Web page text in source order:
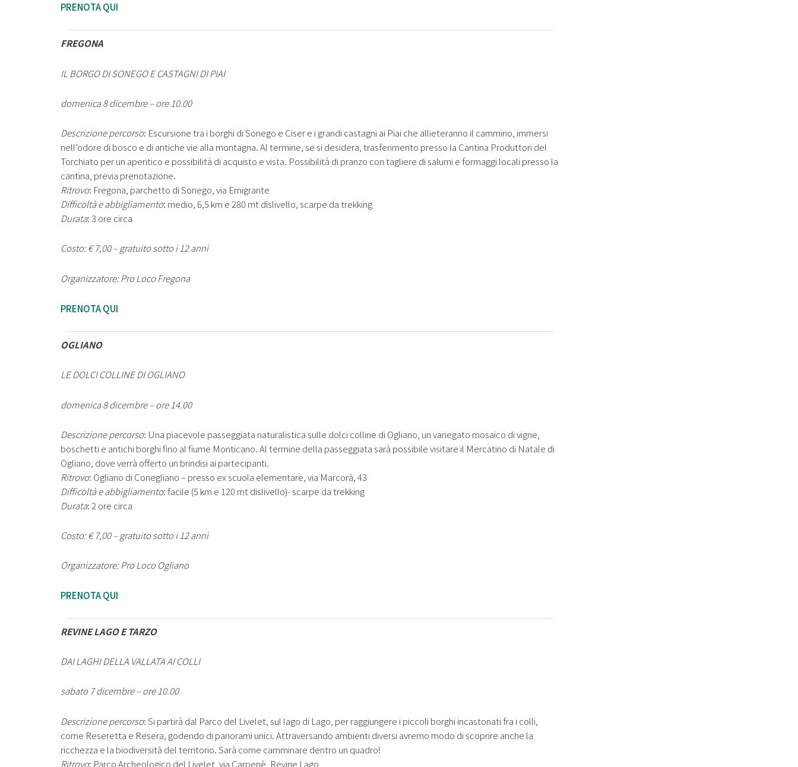
PRENOTA QUI
FREGONA
IL BORGO DI SONEGO E CASTAGNI DI PIAI
domenica 8 dicembre – ore 10.00
Descrizione percorso: Escursione tra i borghi di Sonego e Ciser e i grandi castagni ai Piai che allieteranno il cammino, immersi
nell’odore di bosco e di antiche vie alla montagna. Al termine, se si desidera, trasferimento presso la Cantina Produttori del
Torchiato per un aperitico e possibilità di acquisto e vista. Possibilità di pranzo con tagliere di salumi e formaggi locali presso la
cantina, previa prenotazione.
Ritrovo: Fregona, parchetto di Sonego, via Emigrante
Difficoltà e abbigliamento: medio, 6,5 km e 280 mt dislivello, scarpe da trekking
Durata: 3 ore circa
Costo: € 7,00 – gratuito sotto i 12 anni
Organizzatore: Pro Loco Fregona
PRENOTA QUI
OGLIANO
LE DOLCI COLLINE DI OGLIANO
domenica 8 dicembre – ore 14.00
Descrizione percorso: Una piacevole passeggiata naturalistica sulle dolci colline di Ogliano, un variegato mosaico di vigne,
boschetti e antichi borghi fino al fiume Monticano. Al termine della passeggiata sarà possibile visitare il Mercatino di Natale di
Ogliano, dove verrà offerto un brindisi ai partecipanti.
Ritrovo: Ogliano di Conegliano – presso ex scuola elementare, via Marcorà, 43
Difficoltà e abbigliamento: facile (5 km e 120 mt dislivello)- scarpe da trekking
Durata: 2 ore circa
Costo: € 7,00 – gratuito sotto i 12 anni
Organizzatore: Pro Loco Ogliano
PRENOTA QUI
REVINE LAGO E TARZO
DAI LAGHI DELLA VALLATA AI COLLI
sabato 7 dicembre – ore 10.00
Descrizione percorso: Si partirà dal Parco del Livelet, sul lago di Lago, per raggiungere i piccoli borghi incastonati fra i colli,
come Reseretta e Resera, godendo di panorami unici. Attraversando ambienti diversi avremo modo di scoprire anche la
ricchezza e la biodiversità del territorio. Sarà come camminare dentro un quadro!
Ritrovo: Parco Archeologico del Livelet, via Carpenè, Revine Lago